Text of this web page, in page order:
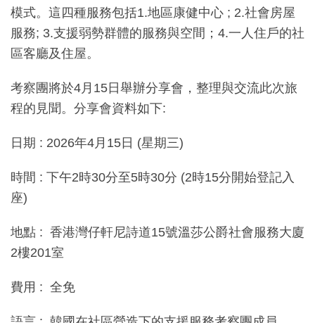
模式。這四種服務包括1.地區康健中心 ; 2.社會房屋
服務; 3.支援弱勢群體的服務與空間；4.一人住戶的社
區客廳及住屋。
考察團將於4月15日舉辦分享會，整理與交流此次旅
程的見聞。分享會資料如下:
日期 : 2026年4月15日 (星期三)
時間 : 下午2時30分至5時30分 (2時15分開始登記入
座)
地點 : 香港灣仔軒尼詩道15號溫莎公爵社會服務大廈
2樓201室
費用 : 全免